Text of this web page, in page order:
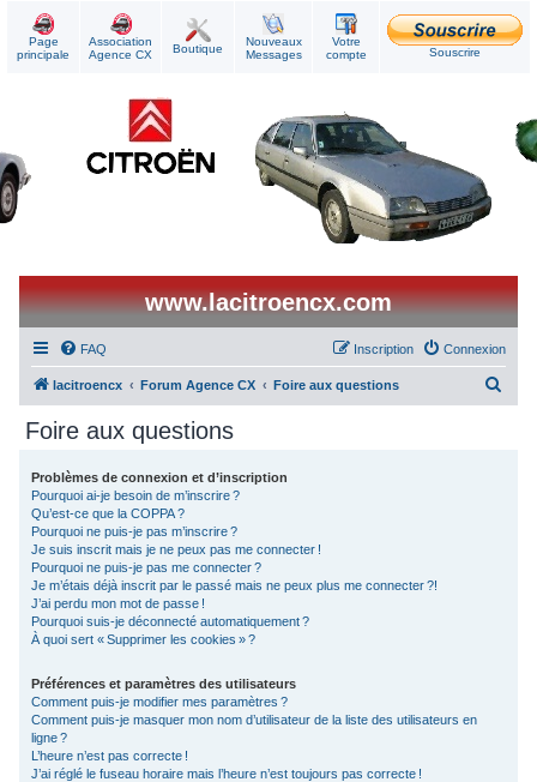
Page
principale
Association
Agence CX
Boutique
Nouveaux
Messages
Votre
compte
Souscrire
www.lacitroencx.com
FAQ Connexion
Inscription
lacitroencx Forum Agence CX Foire aux questions
Foire aux questions
Problèmes de connexion et d’inscription
Pourquoi ai-je besoin de m’inscrire ?
Qu’est-ce que la COPPA ?
Pourquoi ne puis-je pas m’inscrire ?
Je suis inscrit mais je ne peux pas me connecter !
Pourquoi ne puis-je pas me connecter ?
Je m’étais déjà inscrit par le passé mais ne peux plus me connecter ?!
J’ai perdu mon mot de passe !
Pourquoi suis-je déconnecté automatiquement ?
À quoi sert « Supprimer les cookies » ?
Préférences et paramètres des utilisateurs
Comment puis-je modifier mes paramètres ?
Comment puis-je masquer mon nom d’utilisateur de la liste des utilisateurs en
ligne ?
L’heure n’est pas correcte !
J’ai réglé le fuseau horaire mais l’heure n’est toujours pas correcte !